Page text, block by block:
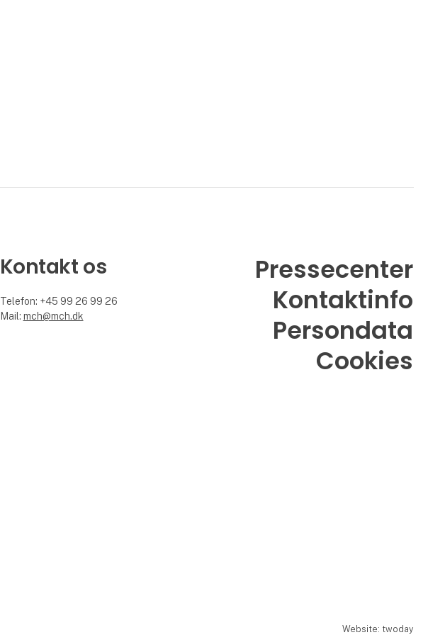
Kontakt os
Telefon: +45 99 26 99 26
Mail: mch@mch.dk
Pressecenter
Kontaktinfo
Persondata
Cookies
Website: twoday